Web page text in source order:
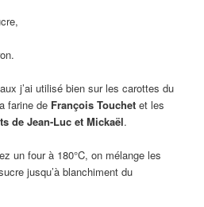
j’ai utilisé bien sur les carottes du
farine de François Touchet et les
de Jean-Luc et Mickaël.
un four à 180°C, on mélange les
jusqu’à blanchiment du